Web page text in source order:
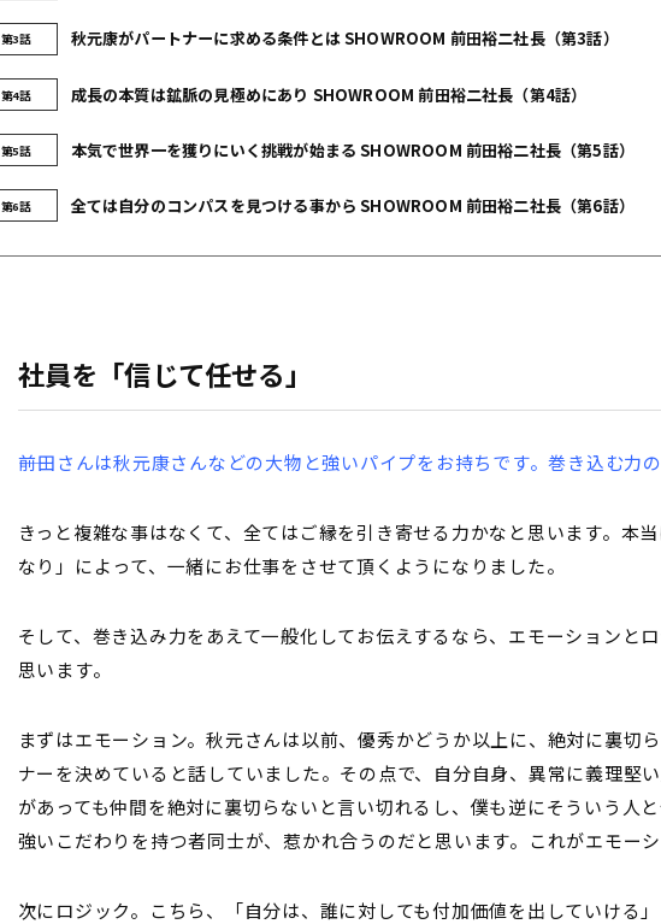
第3話 秋元康がパートナーに求める条件とは SHOWROOM 前田裕二社長（第3話）
第4話 成長の本質は鉱脈の見極めにあり SHOWROOM 前田裕二社長（第4話）
第5話 本気で世界一を獲りにいく挑戦が始まる SHOWROOM 前田裕二社長（第5話）
第6話 全ては自分のコンパスを見つける事から SHOWROOM 前田裕二社長（第6話）
社員を「信じて任せる」
――前田さんは秋元康さんなどの大物と強いパイプをお持ちです。巻き込む力
きっと複雑な事はなくて、全てはご縁を引き寄せる力かなと思います。本
なり」によって、一緒にお仕事をさせて頂くようになりました。
そして、巻き込み力をあえて一般化してお伝えするなら、エモーションと
思います。
まずはエモーション。秋元さんは以前、優秀かどうか以上に、絶対に裏切
ナーを決めていると話していました。その点で、自分自身、異常に義理堅
があっても仲間を絶対に裏切らないと言い切れるし、僕も逆にそういう人
強いこだわりを持つ者同士が、惹かれ合うのだと思います。これがエモー
次にロジック。こちら、「自分は、誰に対しても付加価値を出していける